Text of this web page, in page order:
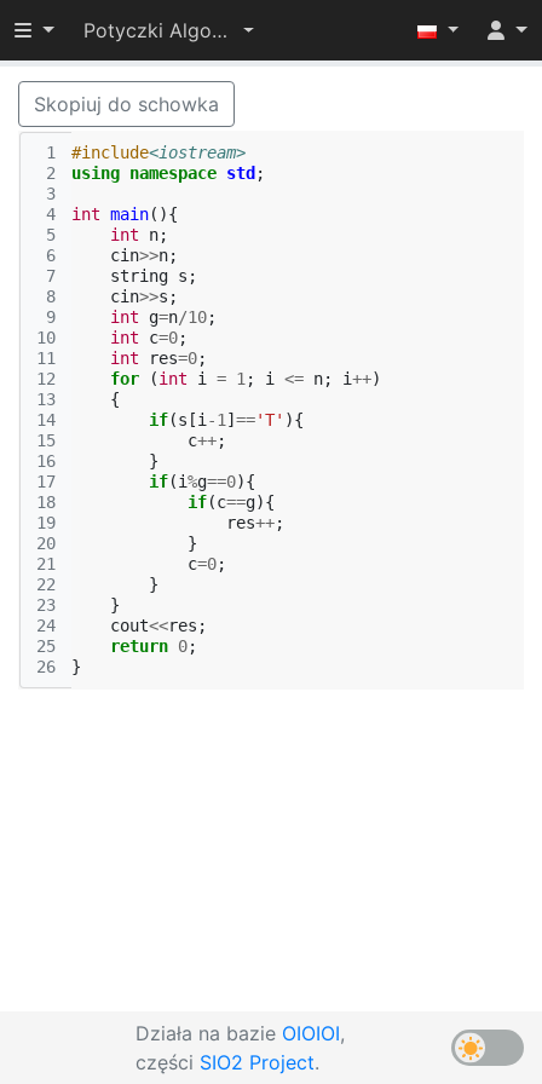
Przełącz widoczność menu
Potyczki Algorytmiczne 2022
Skopiuj do schowka
1
2
3
4
5
6
7
8
9
10
11
12
13
14
15
16
17
18
19
20
21
22
23
24
25
26
#include<iostream>
using namespace std ;
int main(){
int
n;
cin>>n;
string s ;
cin>>s ;
int
g=n/10;
int
c=0;
int
res=0;
for
(int i = 1 ; i <= n; i++)
{
if(s [i -1 ] =='T' ){
c++;
}
if(i%g==0){
if(c==g){
res++;
}
c=0;
}
}
cout<<res ;
return 0;
}
Działa na bazie OIOIOI,
części SIO2 Project.